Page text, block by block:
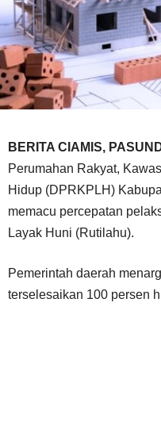
BERITA CIAMIS,
Perumahan Rakyat,
Hidup (DPRKPLH)
memacu percepatan
Layak Huni (Rutilahu).
Pemerintah daerah
terselesaikan 100 persen